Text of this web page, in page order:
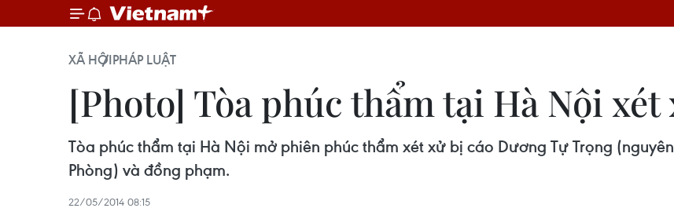
XÃ HỘIPHÁP LUẬT
[Photo] Tòa phúc thẩm tại Hà Nội
Tòa phúc thẩm tại Hà Nội mở phiên phúc thẩm xét xử bị cáo Dương Tự Trọng
Phòng) và đồng phạm.
22/05/2014 08:15